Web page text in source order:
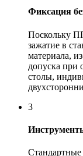
Фиксация
Поскольку
зажатие в
материала,
допуска при
столы,
3
Стандартные